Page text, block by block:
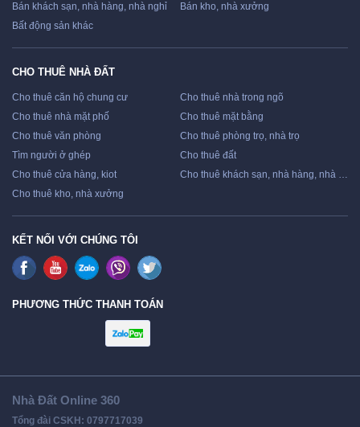
Bán khách sạn, nhà hàng, nhà nghỉ
Bán kho, nhà xưởng
Bất động sản khác
CHO THUÊ NHÀ ĐẤT
Cho thuê căn hộ chung cư
Cho thuê nhà trong ngõ
Cho thuê nhà mặt phố
Cho thuê mặt bằng
Cho thuê văn phòng
Cho thuê phòng trọ, nhà trọ
Tìm người ở ghép
Cho thuê đất
Cho thuê cửa hàng, kiot
Cho thuê khách sạn, nhà hàng, nhà nghỉ
Cho thuê kho, nhà xưởng
KẾT NỐI VỚI CHÚNG TÔI
PHƯƠNG THỨC THANH TOÁN
Nhà Đất Online 360
Tổng đài CSKH: 0797717039